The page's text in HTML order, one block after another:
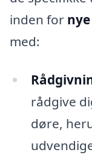
inden for
med:
rådgive
døre,